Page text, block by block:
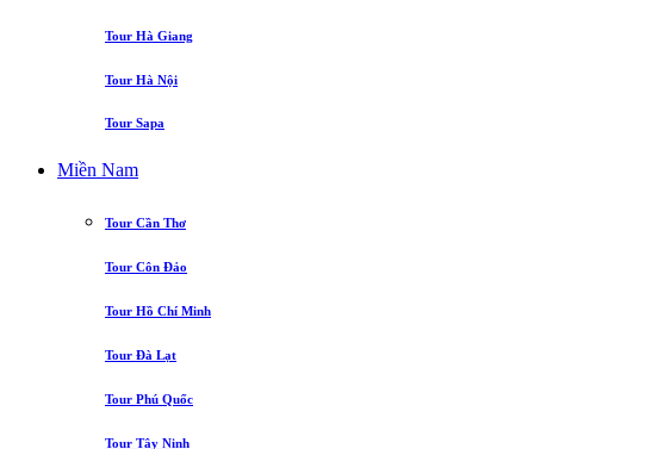
Tour Hà Giang
Tour Hà Nội
Tour Sapa
Miền Nam
Tour Cần Thơ
Tour Côn Đảo
Tour Hồ Chí Minh
Tour Đà Lạt
Tour Phú Quốc
Tour Tây Ninh